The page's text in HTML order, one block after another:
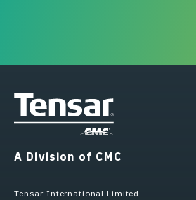
A Division of CMC
Tensar International Limited